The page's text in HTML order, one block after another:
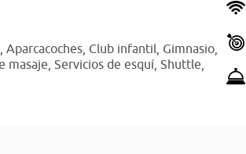
Aparcacoches, Club infantil, Gimnasio,
masaje, Servicios de esquí, Shuttle,